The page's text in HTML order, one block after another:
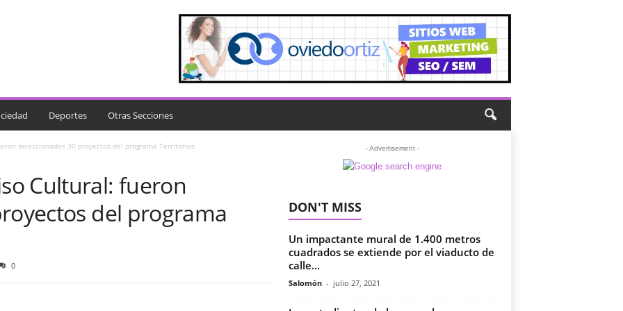
Deportes Otras Secciones
seleccionados 30 proyectos del programa Territorios
Cultural: fueron
del programa
0
- Advertisement -
DON'T MISS
Un impactante mural de 1.400 metros
cuadrados se extiende por el viaducto de
calle...
Salomón - julio 27, 2021